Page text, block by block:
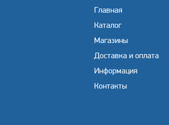
Главная
Каталог
Магазины
Доставка и оплата
Информация
Контакты